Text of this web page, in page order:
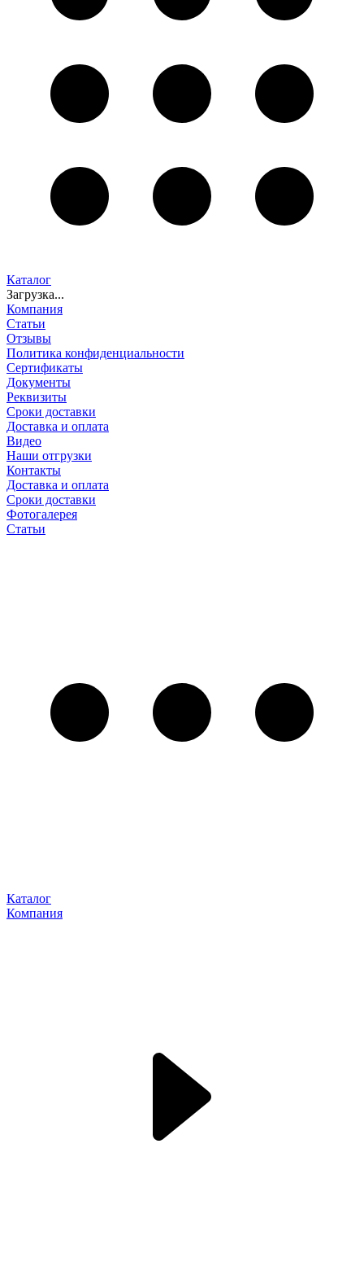
Каталог
Загрузка...
Компания
Статьи
Отзывы
Политика конфиденциальности
Сертификаты
Документы
Реквизиты
Сроки доставки
Доставка и оплата
Видео
Наши отгрузки
Контакты
Доставка и оплата
Сроки доставки
Фотогалерея
Статьи
Каталог
Компания